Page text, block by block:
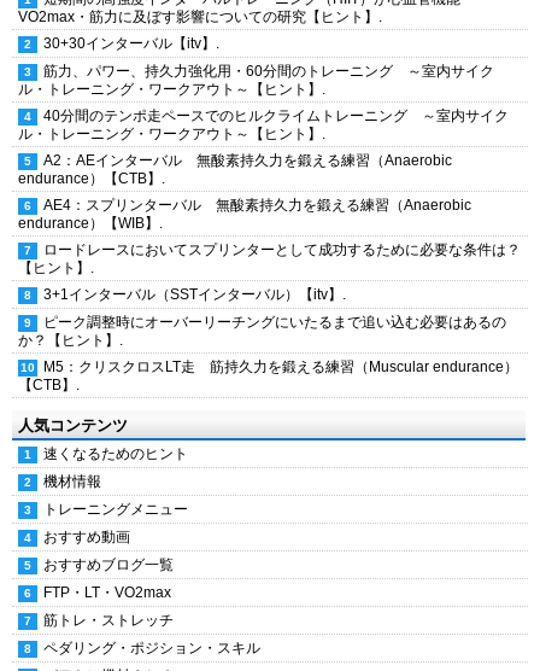
VO2max・筋力に及ぼす影響についての研究【ヒント】.
30+30インターバル【itv】.
筋力、パワー、持久力強化用・60分間のトレーニング ～室内サイク
ル・トレーニング・ワークアウト～【ヒント】.
40分間のテンポ走ペースでのヒルクライムトレーニング ～室内サイク
ル・トレーニング・ワークアウト～【ヒント】.
A2：AEインターバル 無酸素持久力を鍛える練習（Anaerobic
endurance）【CTB】.
AE4：スプリンターバル 無酸素持久力を鍛える練習（Anaerobic
endurance）【WIB】.
ロードレースにおいてスプリンターとして成功するために必要な条件は？
【ヒント】.
3+1インターバル（SSTインターバル）【itv】.
ピーク調整時にオーバーリーチングにいたるまで追い込む必要はあるの
か？【ヒント】.
M5：クリスクロスLT走 筋持久力を鍛える練習（Muscular endurance）
【CTB】.
人気コンテンツ
速くなるためのヒント
機材情報
トレーニングメニュー
おすすめ動画
おすすめブログ一覧
FTP・LT・VO2max
筋トレ・ストレッチ
ペダリング・ポジション・スキル